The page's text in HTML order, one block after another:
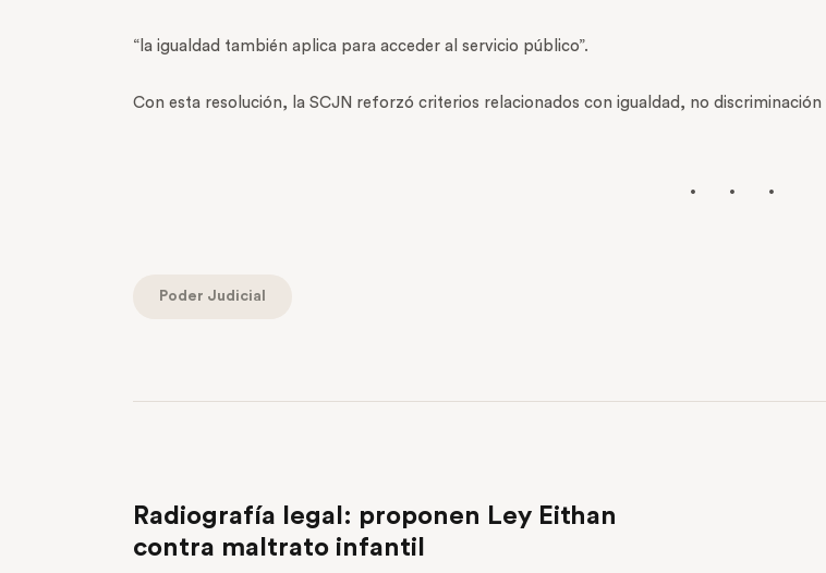
“la igualdad también aplica para acceder al servicio público”.
Con esta resolución, la SCJN reforzó criterios relacionados con igualdad, no
Poder Judicial
Radiografía legal: proponen Ley Eithan
contra maltrato infantil